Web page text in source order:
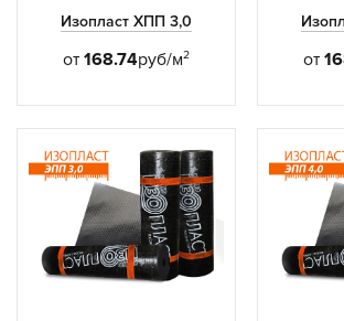
Изопласт ХПП 3,0
от 168.74руб/м2 от